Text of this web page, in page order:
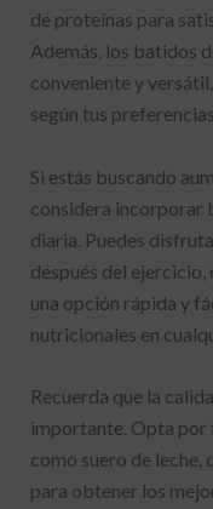
de proteínas para
Además, los batidos
conveniente y
según tus
Si estás buscando
considera incorporar
diaria. Puedes
después del
una opción rápida y
nutricionales en
Recuerda que la
importante. Opta por
como suero de leche,
para obtener los